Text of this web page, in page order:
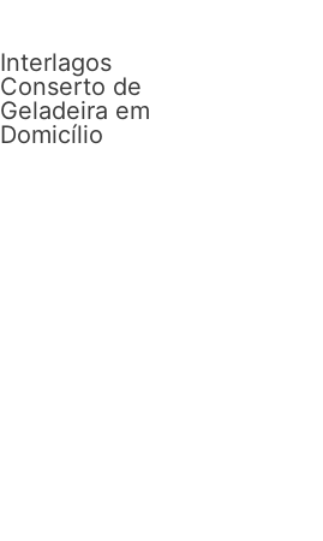
Interlagos
Conserto de
Geladeira em
Domicílio